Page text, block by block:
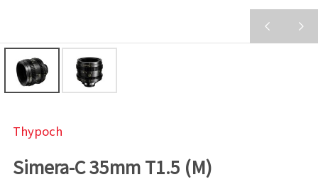
Thypoch
Simera-C 35mm T1.5 (M)